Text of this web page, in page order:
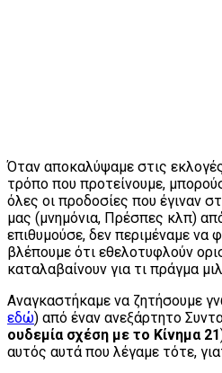
Όταν αποκαλύψαμε στις
τρόπο που προτείνουμε,
όλες οι προδοσίες που έγιναν
μας (μνημόνια, Πρέσπες κλπ)
επιθυμούσε, δεν περιμέναμε
βλέπουμε ότι εθελοτυφλούν
καταλαβαίνουν για τι πράγμα
Αναγκαστήκαμε να ζητήσουμε
εδώ) από έναν ανεξάρτητο
ουδεμία σχέση με το Κίνημα 21
αυτός αυτά που λέγαμε τότε,